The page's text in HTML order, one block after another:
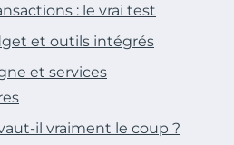
: le vrai test
et outils intégrés
et services
il vraiment le coup ?